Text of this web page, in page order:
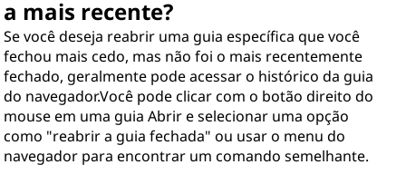
a mais recente?
Se você deseja reabrir uma guia específica que você
fechou mais cedo, mas não foi o mais recentemente
fechado, geralmente pode acessar o histórico da guia
do navegador.Você pode clicar com o botão direito do
mouse em uma guia Abrir e selecionar uma opção
como "reabrir a guia fechada" ou usar o menu do
navegador para encontrar um comando semelhante.